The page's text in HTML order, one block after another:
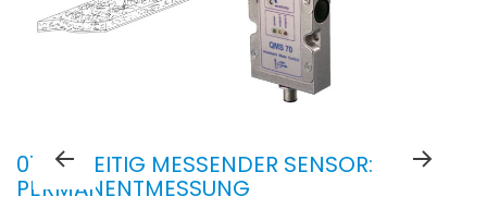
01: EINSEITIG MESSENDER SENSOR:
PERMANENTMESSUNG